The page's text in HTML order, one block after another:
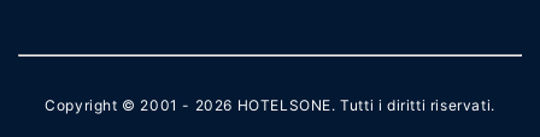
Copyright © 2001 - 2026 HOTELSONE. Tutti i diritti riservati.